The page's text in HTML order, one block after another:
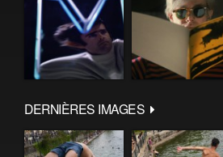
DERNIÈRES IMAGES